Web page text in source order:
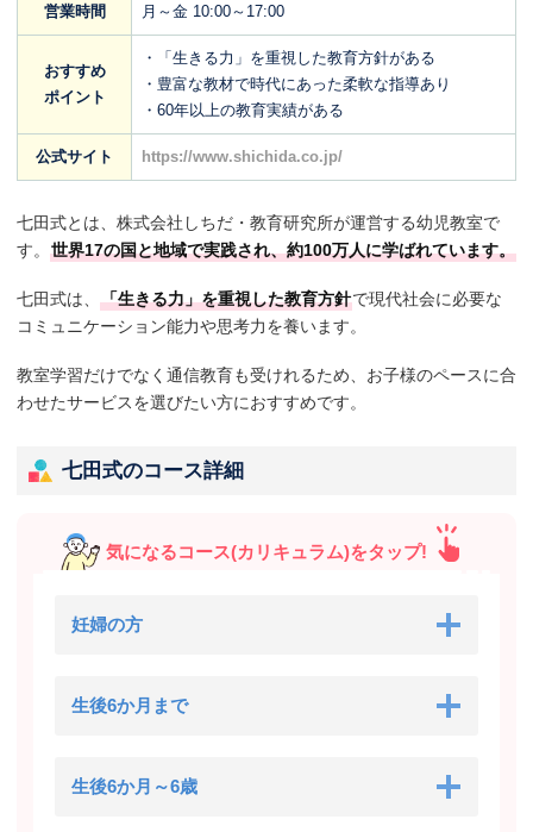
営業時間 月～金 10:00～17:00
おすすめ
ポイント
・「生きる力」を重視した教育方針がある
・豊富な教材で時代にあった柔軟な指導あり
・60年以上の教育実績がある
公式サイト https://www.shichida.co.jp/
七田式とは、株式会社しちだ・教育研究所が運営する幼児教室で
す。 世界17の国と地域で実践され、約100万人に学ばれています。
七田式は、 「生きる力」を重視した教育方針で現代社会に必要な
コミュニケーション能力や思考力を養います。
教室学習だけでなく通信教育も受けれるため、お子様のペースに合
わせたサービスを選びたい方におすすめです。
七田式のコース詳細
気になるコース(カリキュラム)をタップ!
妊婦の方
生後6か月まで
生後6か月～6歳